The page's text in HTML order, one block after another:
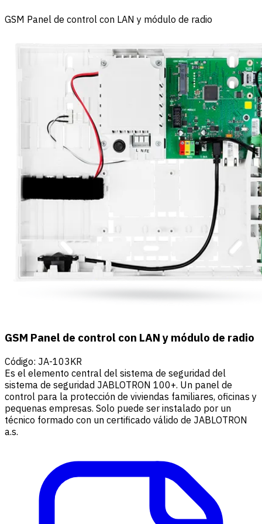
GSM Panel de control con LAN y módulo de radio
GSM Panel de control con LAN y módulo de radio
Código: JA-103KR
Es el elemento central del sistema de seguridad del
sistema de seguridad JABLOTRON 100+. Un panel de
control para la protección de viviendas familiares, oficinas y
pequenas empresas. Solo puede ser instalado por un
técnico formado con un certificado válido de JABLOTRON
a.s.